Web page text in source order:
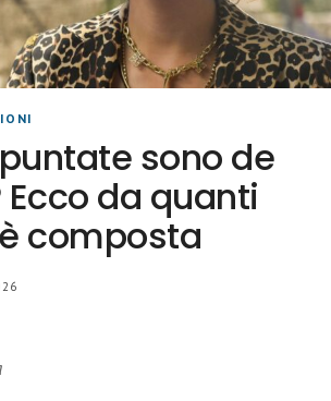
sono de
Ecco da quanti
composta